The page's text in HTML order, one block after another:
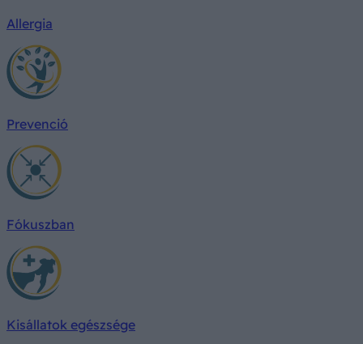
Allergia
Prevenció
Fókuszban
Kisállatok egészsége